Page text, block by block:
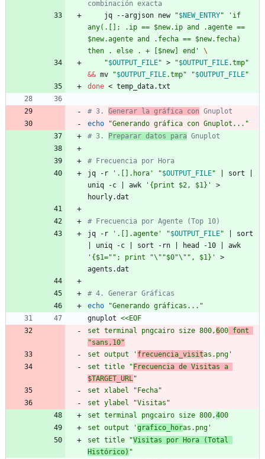
combinación exacta
    jq --argjson new
"$NEW_ENTRY"
'if
any(.[]; .ip == $new.ip and .agente ==
$new.agente and .fecha == $new.fecha)
then . else . + [$new] end'
\
"$OUTPUT_FILE" > "$OUTPUT_FILE.tmp"
&& mv "$OUTPUT_FILE.tmp" "$OUTPUT_FILE"
done < temp_data.txt
# 3. Generar la gráfica con Gnuplot
echo
"Generando gráfica con Gnuplot..."
# 3.
Preparar datos para Gnuplot
# Frecuencia por Hora
jq -r
'.[].hora' "$OUTPUT_FILE" sort
uniq -c
awk '{print $2, $1}'
>
hourly.dat
# Frecuencia por Agente (Top 10)
jq -r
'.[].agente' "$OUTPUT_FILE"
uniq -c sort -rn head -10
'{$1=""; print "\""$0"\"", $1}'
>
agents.dat
# 4. Generar Gráficas
echo
"Generando gráficas..."
gnuplot <<EOF
set terminal pngcairo size 800,600 font
"sans,10"
set output ' frecuencia_visitas.png'
set title " Frecuencia de Visitas a
$TARGET_URL"
set xlabel "Fecha"
set ylabel "Visitas"
set terminal pngcairo size 800,400
set output 'grafico_horas.png'
set title "Visitas por Hora (Total
Histórico) "